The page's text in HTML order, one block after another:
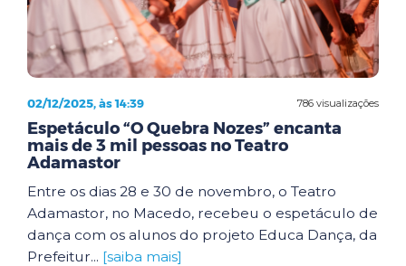
786 visualizações
02/12/2025, às 14:39
Espetáculo “O Quebra Nozes” encanta
mais de 3 mil pessoas no Teatro
Adamastor
Entre os dias 28 e 30 de novembro, o Teatro
Adamastor, no Macedo, recebeu o espetáculo de
dança com os alunos do projeto Educa Dança, da
Prefeitur... [saiba mais]